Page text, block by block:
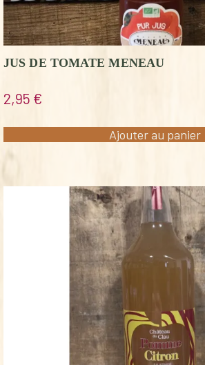
JUS DE TOMATE MENEAU
2,95 €
Ajouter au panier